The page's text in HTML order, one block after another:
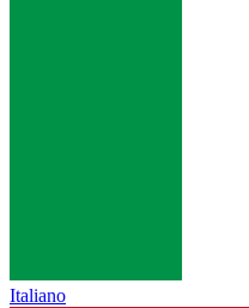
Italiano